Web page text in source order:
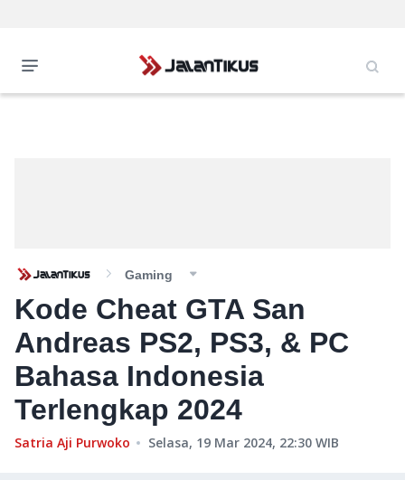
Gaming
Kode Cheat GTA San
Andreas PS2, PS3, & PC
Bahasa Indonesia
Terlengkap 2024
Satria Aji Purwoko Selasa, 19 Mar 2024, 22:30 WIB